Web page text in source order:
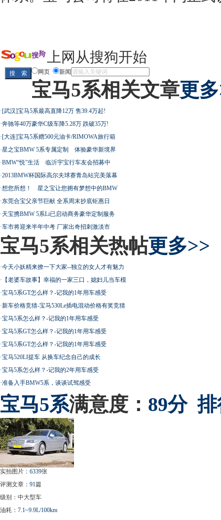
上网从搜狗开始
网页 新闻
宝马5系相关文章更
·[武汉]宝马5系最高直降12万 售39.4万起!
·奔驰等40万豪华C级车降5.28万 跌破35万!
·[大连]宝马5系赠500元油卡/RIMOWA旅行箱
·星之宝BMW 5系专属定制 体验豪华新境界
·BMW“悦”生活 临沂宇宝行车友会招募中
·2013BMW杯国际高尔夫球赛青岛站完美落幕
·想您所想！ 星之宝让您拥有梦想中的BMW
·东莞合宝父亲节巨献 全系周末抄底钜惠日
·天宝携BMW 5系Li已启动商务豪华定制服务
·车市将迎来半年中考 厂家出奇招刺激淡市
宝马5系相关热帖更多>>
·今天小妖精来撩一下大家--独立的女人才有魅力
· 【老婆车故事】幸福的一家三口，媳妇儿当车模
·宝马5系GT怎么样？-记我的1年用车感受
·新车价格竞猜-宝马530Le插电混动价格有奖竞猜
·宝马5系怎么样？-记我的1年用车感受
·宝马5系GT怎么样？-记我的1年用车感受
·宝马5系GT怎么样？-记我的1年用车感受
·宝马520LI提车 从换车纪念自己的成长
·宝马5系怎么样？-记我的2年用车感受
·准备入手BMW5系，谈谈试驾感受
宝马5系满意度： 89分
实拍图片： 6339张
评测文章： 91篇
级别：中大型车
油耗： 7.1~9.9L/100km